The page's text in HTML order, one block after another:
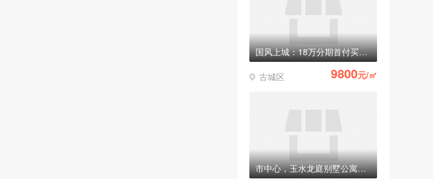
国风上城：18万分期首付买别墅，准现房
古城区 9800元/㎡
市中心，玉水龙庭别墅公寓全部清盘！稀有纯一楼商铺只有最后3套！